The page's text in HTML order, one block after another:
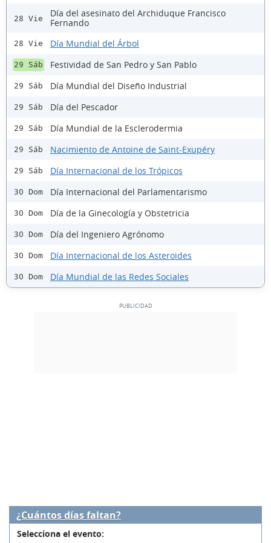
28 Vie
Día del asesinato del Archiduque Francisco
Fernando
28 Vie Día Mundial del Árbol
29 Sáb Festividad de San Pedro y San Pablo
29 Sáb Día Mundial del Diseño Industrial
29 Sáb Día del Pescador
29 Sáb Día Mundial de la Esclerodermia
29 Sáb Nacimiento de Antoine de Saint-Exupéry
29 Sáb Día Internacional de los Trópicos
30 Dom Día Internacional del Parlamentarismo
30 Dom Día de la Ginecología y Obstetricia
30 Dom Día del Ingeniero Agrónomo
30 Dom Día Internacional de los Asteroides
30 Dom Día Mundial de las Redes Sociales
¿Cuántos días faltan?
Selecciona el evento: